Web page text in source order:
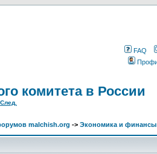
FAQ
комитета в России
След.
malchish.org -> Экономика и финансы